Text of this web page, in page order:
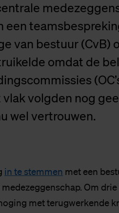
een
van bestuur (CvB)
omdat de
volgden nog
wel vertrouwen.
in te stemmen met een
Om
met terugwerkende